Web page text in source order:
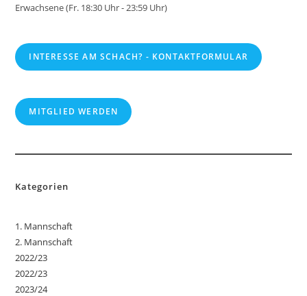
Erwachsene (Fr. 18:30 Uhr - 23:59 Uhr)
INTERESSE AM SCHACH? - KONTAKTFORMULAR
MITGLIED WERDEN
Kategorien
1. Mannschaft
2. Mannschaft
2022/23
2022/23
2023/24